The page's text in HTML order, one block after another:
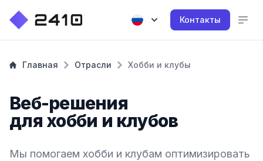
Контакты
Главная Отрасли Хобби и клубы
Веб-решения
для хобби и клубов
Мы помогаем хобби и клубам оптимизировать